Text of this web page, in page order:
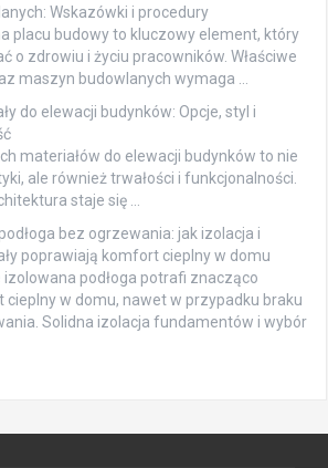
Wskazówki i procedury
placu budowy to kluczowy element, który
o zdrowiu i życiu pracowników. Właściwe
maszyn budowlanych wymaga …
do elewacji budynków: Opcje, styl i
materiałów do elewacji budynków to nie
ale również trwałości i funkcjonalności.
staje się …
bez ogrzewania: jak izolacja i
poprawiają komfort cieplny w domu
izolowana podłoga potrafi znacząco
w domu, nawet w przypadku braku
Solidna izolacja fundamentów i wybór